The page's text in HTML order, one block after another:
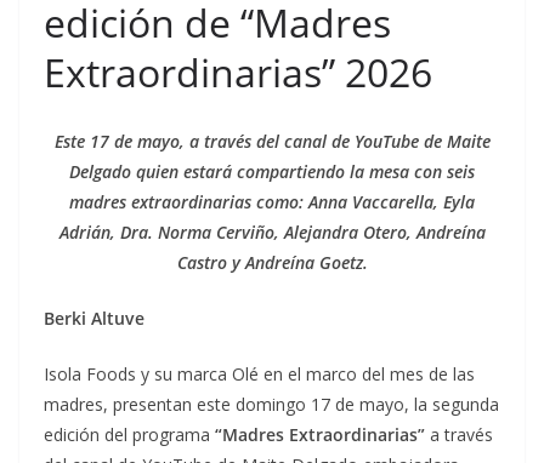
edición de “Madres
Extraordinarias” 2026
Este 17 de mayo, a través del canal de YouTube de Maite
Delgado quien estará compartiendo la mesa con seis
madres extraordinarias como: Anna Vaccarella, Eyla
Adrián, Dra. Norma Cerviño, Alejandra Otero, Andreína
Castro y Andreína Goetz.
Berki Altuve
Isola Foods y su marca Olé en el marco del mes de las
madres, presentan este domingo 17 de mayo, la segunda
edición del programa “Madres Extraordinarias” a través